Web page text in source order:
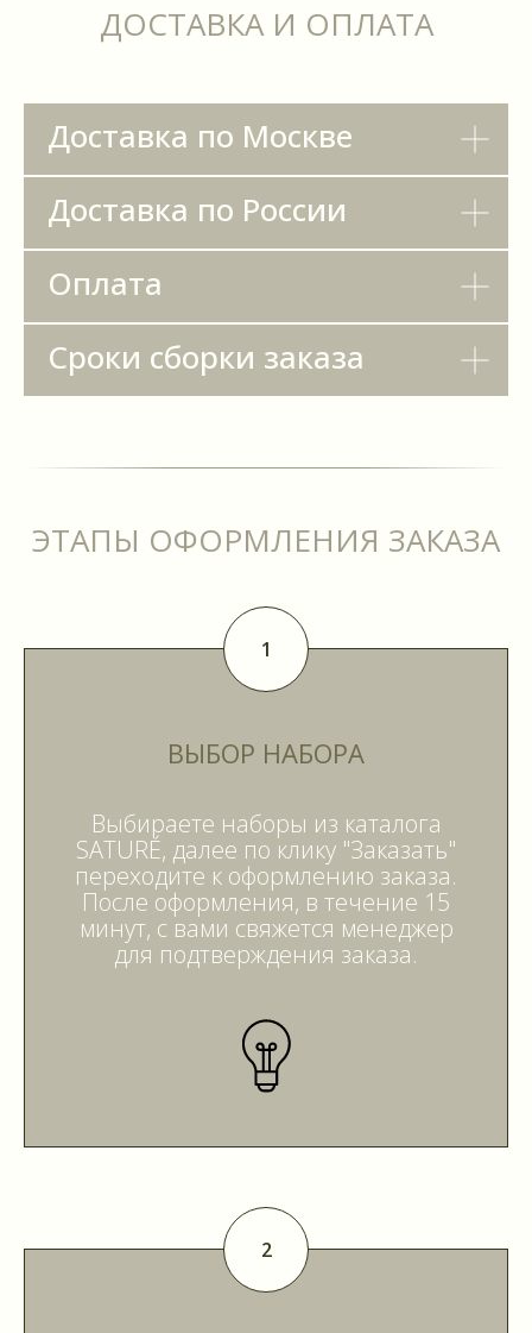
ДОСТАВКА И ОПЛАТА
Доставка по Москве
Доставка по России
Оплата
Сроки сборки заказа
ЭТАПЫ ОФОРМЛЕНИЯ ЗАКАЗА
ВЫБОР НАБОРА
Выбираете наборы из каталога
SATURÉ, далее по клику "Заказать"
переходите к оформлению заказа.
После оформления, в течение 15
минут, с вами свяжется менеджер
для подтверждения заказа.